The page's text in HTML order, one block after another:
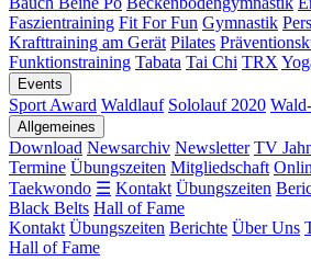
Faszientraining Fit For Fun Gymnastik
Krafttraining am Gerät Pilates
Funktionstraining Tabata Tai Chi TRX
Events
Sport Award Waldlauf Sololauf 2020
Allgemeines
Download Newsarchiv Newsletter TV
Termine Übungszeiten Mitgliedschaft
Taekwondo ☰ Kontakt Übungszeiten
Black Belts Hall of Fame
Kontakt Übungszeiten Berichte Über Uns
Hall of Fame